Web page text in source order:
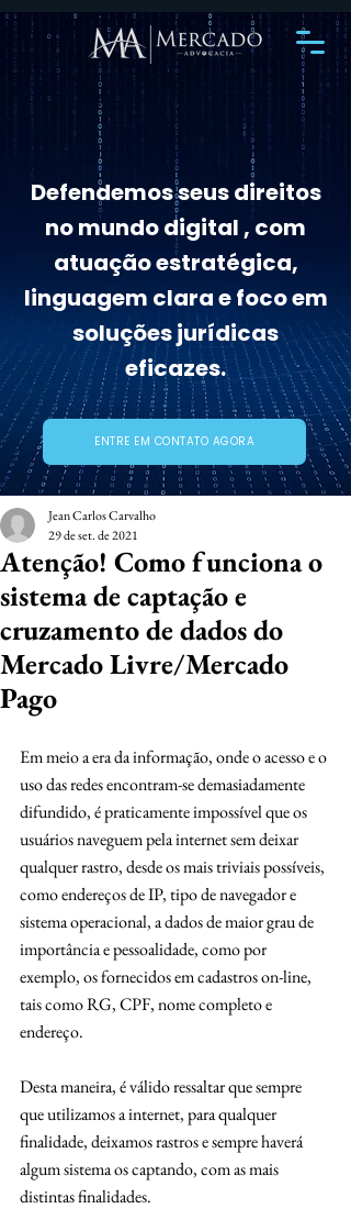
Defendemos seus direitos
no mundo digital , com
atuação estratégica,
linguagem clara e foco em
soluções jurídicas
eficazes.
ENTRE EM CONTATO AGORA
Atenção! Como funciona o
sistema de captação e
cruzamento de dados do
Mercado Livre/Mercado
Pago
Jean Carlos Carvalho
29 de set. de 2021
Em meio a era da informação, onde o acesso e o
uso das redes encontram-se demasiadamente
difundido, é praticamente impossível que os
usuários naveguem pela internet sem deixar
qualquer rastro, desde os mais triviais possíveis,
como endereços de IP, tipo de navegador e
sistema operacional, a dados de maior grau de
importância e pessoalidade, como por
exemplo, os fornecidos em cadastros on-line,
tais como RG, CPF, nome completo e
endereço.
Desta maneira, é válido ressaltar que sempre
que utilizamos a internet, para qualquer
finalidade, deixamos rastros e sempre haverá
algum sistema os captando, com as mais
distintas finalidades.